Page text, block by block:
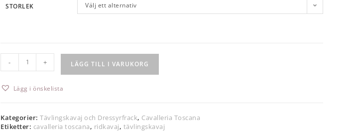
STORLEK Välj ett alternativ
- + LÄGG TILL I VARUKORG
Lägg i önskelista
Kategorier: Tävlingskavaj och Dressyrfrack, Cavalleria Toscana
Etiketter: cavalleria toscana, ridkavaj, tävlingskavaj